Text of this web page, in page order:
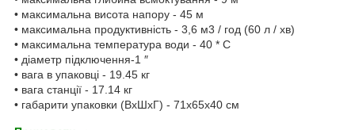
• максимальна висота напору - 45 м
• максимальна продуктивність - 3,6 м3 / год (60 л / хв)
• максимальна температура води - 40 * С
• діаметр підключення-1 ″
• вага в упаковці - 19.45 кг
• вага станції - 17.14 кг
• габарити упаковки (ВхШхГ) - 71х65х40 см